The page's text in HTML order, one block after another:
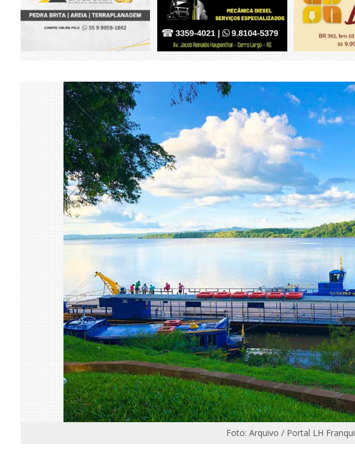
Foto: Arquivo / Portal LH Franqui